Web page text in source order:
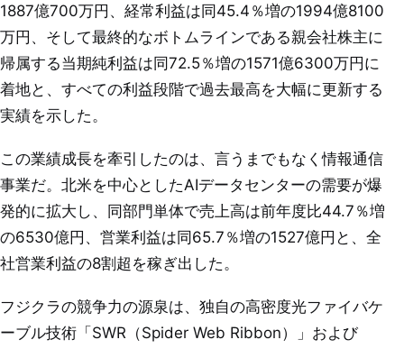
1887億700万円、経常利益は同45.4％増の1994億8100
万円、そして最終的なボトムラインである親会社株主に
帰属する当期純利益は同72.5％増の1571億6300万円に
着地と、すべての利益段階で過去最高を大幅に更新する
実績を示した。
この業績成長を牽引したのは、言うまでもなく情報通信
事業だ。北米を中心としたAIデータセンターの需要が爆
発的に拡大し、同部門単体で売上高は前年度比44.7％増
の6530億円、営業利益は同65.7％増の1527億円と、全
社営業利益の8割超を稼ぎ出した。
フジクラの競争力の源泉は、独自の高密度光ファイバケ
ーブル技術「SWR（Spider Web Ribbon）」および